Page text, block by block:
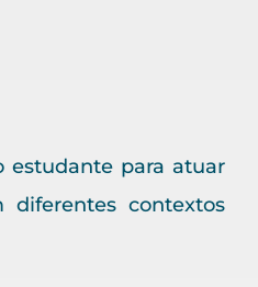
estudante para atuar
diferentes contextos